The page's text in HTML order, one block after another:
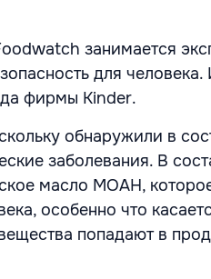
занимается
для человека.
фирмы Kinder.
обнаружили в
заболевания. В
масло MOAH,
особенно что
попадают в